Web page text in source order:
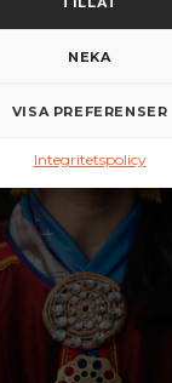
NEKA
VISA PREFERENSER
Integritetspolicy